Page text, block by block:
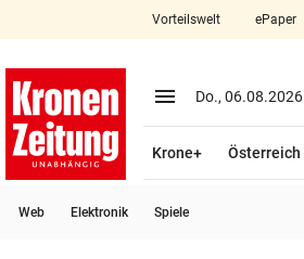
account_circle Anmelden
Vorteilswelt ePaper
menu Menü aufklappen
Do., 06.08.2026
Krone+ Österreich
Web Elektronik Spiele